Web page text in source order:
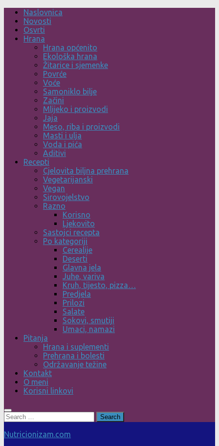
Skip
content
Naslovnica
Novosti
Osvrti
Hrana
Hrana općenito
Ekološka hrana
Žitarice i sjemenke
Povrće
Voće
Samoniklo bilje
Začini
Mlijeko i proizvodi
Jaja
Meso, riba i proizvodi
Masti i ulja
Voda i pića
Aditivi
Recepti
Cjelovita biljna prehrana
Vegetarijanski
Vegan
Sirovojelstvo
Razno
Korisno
Ljekovito
Sastojci recepta
Po kategoriji
Cerealije
Deserti
Glavna jela
Juhe, variva
Kruh, tijesto, pizza…
Predjela
Prilozi
Salate
Sokovi, smutiji
Umaci, namazi
Pitanja
Hrana i suplementi
Prehrana i bolesti
Održavanje težine
Kontakt
O meni
Korisni linkovi
Search
for:
Nutricionizam.com